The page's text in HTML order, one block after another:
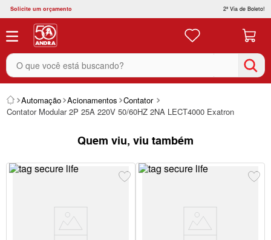
Solicite um orçamento 2ª Via de Boleto!
O que você está buscando?
Automação Acionamentos Contator
Contator Modular 2P 25A 220V 50/60HZ 2NA LECT4000 Exatron
Quem viu, viu também